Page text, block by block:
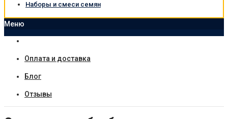
Наборы и смеси семян
Меню
Оплата и доставка
Блог
Отзывы